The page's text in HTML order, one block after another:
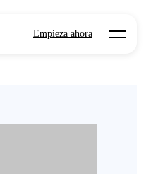
Empieza ahora Open